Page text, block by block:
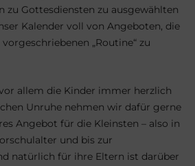
zu Gottesdiensten zu ausgewählten
Kalender voll von Angeboten, die
„Routine“ zu
allem die Kinder immer herzlich
Unruhe nehmen wir dafür gerne
Angebot für die Kleinsten – also in
und bis zur
natürlich für ihre Eltern ist darüber